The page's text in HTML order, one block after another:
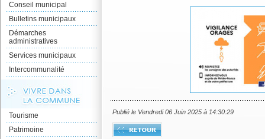
Conseil municipal
Bulletins municipaux
Démarches
administratives
Services municipaux
Intercommunalité
Tourisme
Patrimoine
Publié le Vendredi 06 Juin 2025 à 14:30:29